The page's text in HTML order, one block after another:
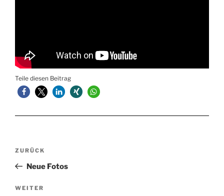
Teile diesen Beitrag
Beitragsnavigation
Vorheriger
Beitrag
ZURÜCK
Neue Fotos
Nächster
WEITER